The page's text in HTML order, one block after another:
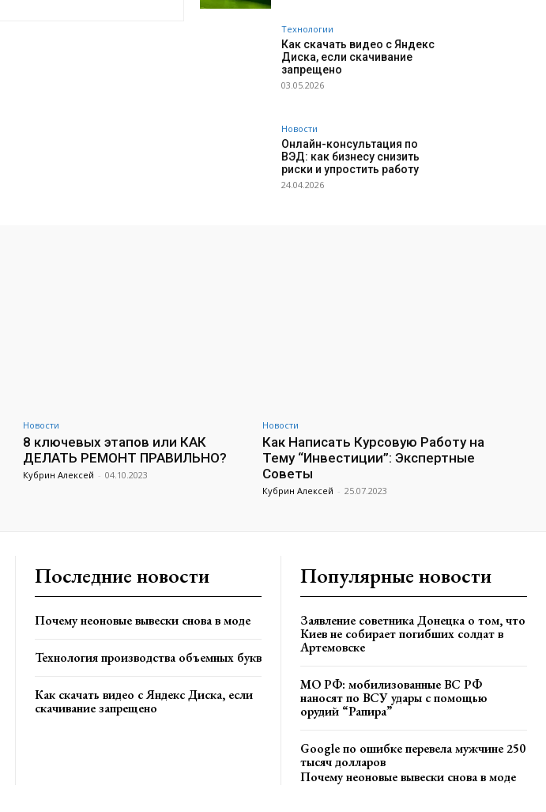
Технологии
Как скачать видео с Яндекс
Диска, если скачивание
запрещено
03.05.2026
Новости
Онлайн-консультация по
ВЭД: как бизнесу снизить
риски и упростить работу
24.04.2026
Новости
8 ключевых этапов или КАК
ДЕЛАТЬ РЕМОНТ ПРАВИЛЬНО?
Кубрин Алексей - 04.10.2023
Новости
Как Написать Курсовую Работу на
Тему “Инвестиции”: Экспертные
Советы
Кубрин Алексей - 25.07.2023
Последние новости
Почему неоновые вывески снова в моде
Технология производства объемных букв
Как скачать видео с Яндекс Диска, если
скачивание запрещено
Популярные новости
Заявление советника Донецка о том, что
Киев не собирает погибших солдат в
Артемовске
МО РФ: мобилизованные ВС РФ
наносят по ВСУ удары с помощью
орудий “Рапира”
Google по ошибке перевела мужчине 250
тысяч долларов
Почему неоновые вывески снова в моде